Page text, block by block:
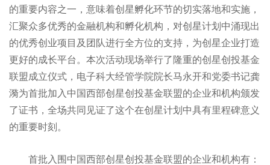
的重要内容之一，意味着创星孵化环节的切实落地和实施，
汇聚众多优秀的金融机构和孵化机构，对创星计划中涌现出
的优秀创业项目及团队进行全方位的支持，为创星企业打造
更好的成长平台。本次活动现场举行了隆重的创星创投基金
联盟成立仪式，电子科大经管学院院长马永开和党委书记龚
漪为首批加入中国西部创星创投基金联盟的企业和机构颁发
了证书，全场共同见证了这个在创星计划中具有里程碑意义
的重要时刻。
首批入围中国西部创星创投基金联盟的企业和机构有：